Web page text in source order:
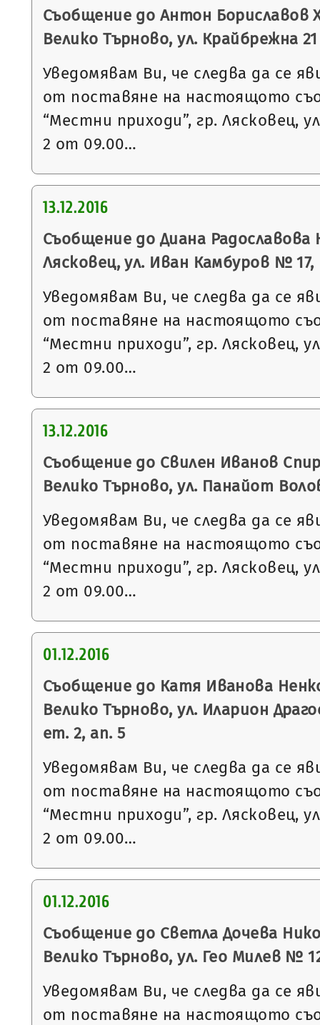
Съобщение до Антон Бориславов
Велико Търново, ул. Крайбрежна 21
Уведомявам Ви, че следва да се
от поставяне на настоящото
“Местни приходи”, гр. Лясковец,
2 от 09.00…
13.12.2016
Съобщение до Диана Радославова
Лясковец, ул. Иван Камбуров № 17,
Уведомявам Ви, че следва да се
от поставяне на настоящото
“Местни приходи”, гр. Лясковец,
2 от 09.00…
13.12.2016
Съобщение до Свилен Иванов
Велико Търново, ул. Панайот
Уведомявам Ви, че следва да се
от поставяне на настоящото
“Местни приходи”, гр. Лясковец,
2 от 09.00…
01.12.2016
Съобщение до Катя Иванова
Велико Търново, ул. Иларион
ет. 2, ап. 5
Уведомявам Ви, че следва да се
от поставяне на настоящото
“Местни приходи”, гр. Лясковец,
2 от 09.00…
01.12.2016
Съобщение до Светла Дочева
Велико Търново, ул. Гео Милев №
Уведомявам Ви, че следва да се
от поставяне на настоящото